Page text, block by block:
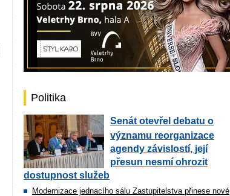
Politika
Senát otevřel debatu o
významu reorganizace
agendy závislostí, její
přesun nesmí ohrozit
dostupnost služeb
Modernizace jednacího sálu Zastupitelstva přinese nové